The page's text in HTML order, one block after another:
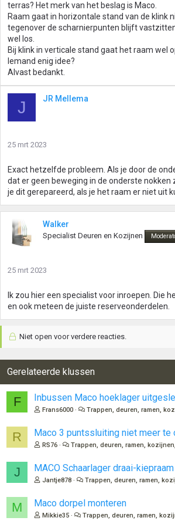
terras? Het merk van het beslag is Maco.
Raam gaat in horizontale stand van de klink
tegenover de scharnierpunten blijft
wel los.
Bij klink in verticale stand gaat het raam wel
Iemand enig idee?
Alvast bedankt.
J JR Mellema
25 mrt 2023
Exact hetzelfde probleem. Als je door de
dat er geen beweging in de onderste nokken
je dit gerepareerd, als je het raam er niet uit
Walker
Specialist Deuren en Kozijnen
25 mrt 2023
Ik zou hier een specialist voor inroepen. Die
en ook meteen de juiste reserveonderdelen.
Niet open voor verdere reacties.
Gerelateerde klussen
F Inbussen Maco hoeklager
Frans6000 Trappen, deuren, ramen,
R Maco 3 puntssluiting niet meer te
RS76 Trappen, deuren, ramen,
J MACO Schaarlager draai-
Jantje878 Trappen, deuren, ramen,
M Maco dorpel monteren
Mikkie35 Trappen, deuren, ramen,